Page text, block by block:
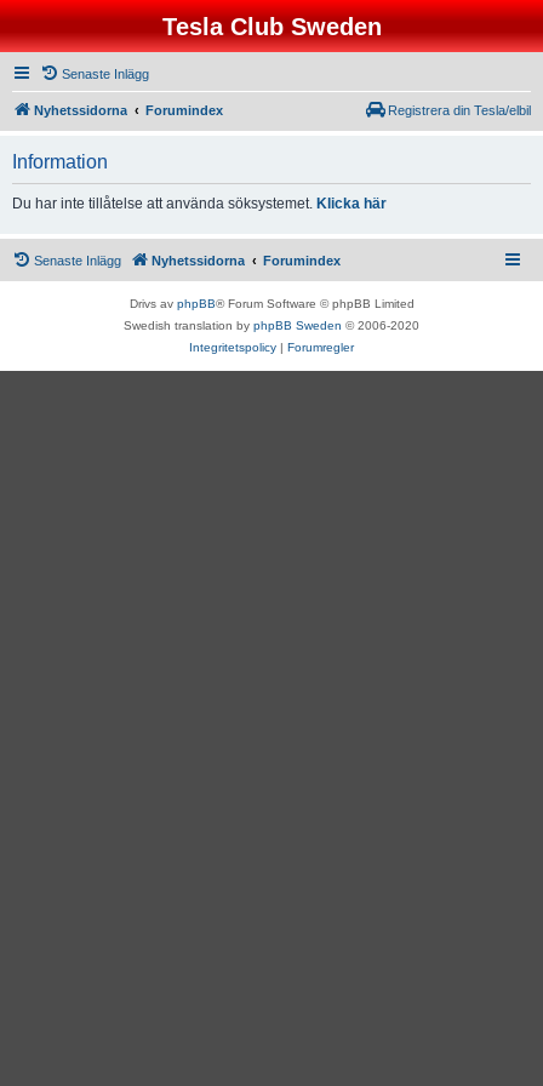
Tesla Club Sweden
Senaste Inlägg
Nyhetssidorna Forumindex Registrera din Tesla/elbil
Information
Du har inte tillåtelse att använda söksystemet. Klicka här
Senaste Inlägg Nyhetssidorna Forumindex
Drivs av phpBB® Forum Software © phpBB Limited
Swedish translation by phpBB Sweden © 2006-2020
Integritetspolicy | Forumregler